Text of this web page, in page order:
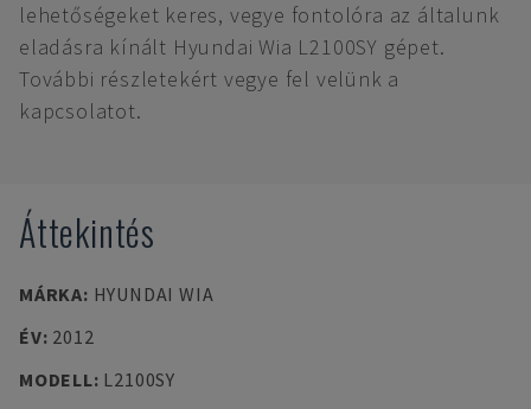
lehetőségeket keres, vegye fontolóra az általunk
eladásra kínált Hyundai Wia L2100SY gépet.
További részletekért vegye fel velünk a
kapcsolatot.
Áttekintés
MÁRKA: HYUNDAI WIA
ÉV: 2012
MODELL: L2100SY